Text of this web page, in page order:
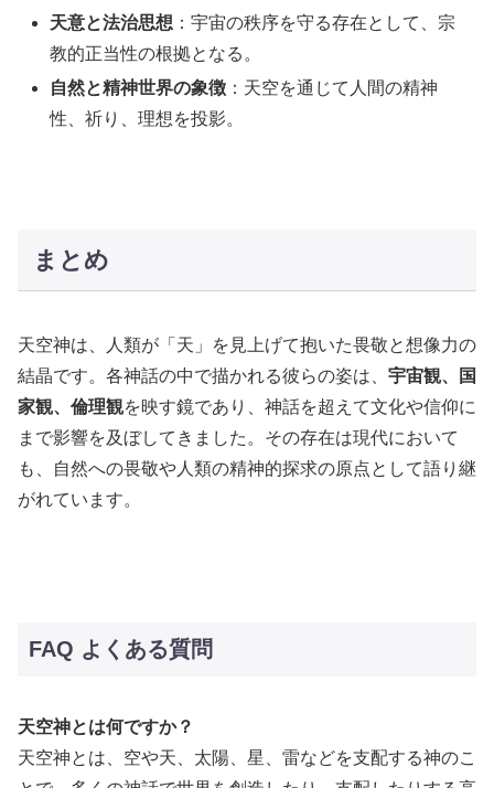
天意と法治思想 ：宇宙の秩序を守る存在として、宗
教的正当性の根拠となる。
自然と精神世界の象徴 ：天空を通じて人間の精神
性、祈り、理想を投影。
まとめ
天空神は、人類が「天」を見上げて抱いた畏敬と想像力の
結晶です。各神話の中で描かれる彼らの姿は、 宇宙観、国
家観、倫理観を映す鏡であり、神話を超えて文化や信仰に
まで影響を及ぼしてきました。その存在は現代において
も、自然への畏敬や人類の精神的探求の原点として語り継
がれています。
FAQ よくある質問
天空神とは何ですか？
天空神とは、空や天、太陽、星、雷などを支配する神のこ